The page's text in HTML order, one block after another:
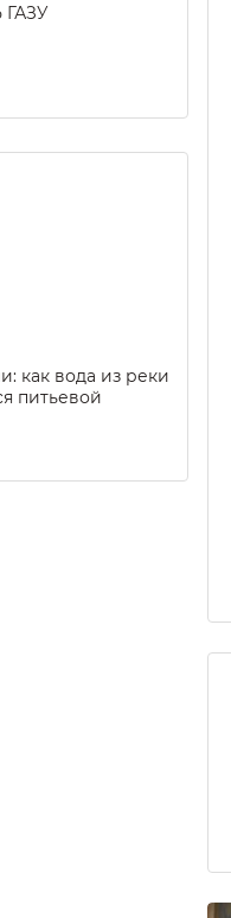
как вода из реки
питьевой